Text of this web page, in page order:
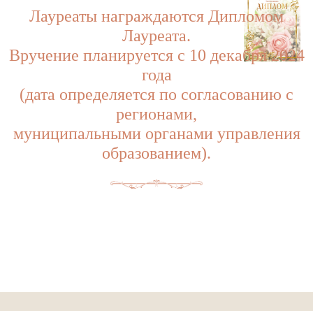
Лауреаты награждаются Дипломом
Лауреата.
Вручение планируется с 10 декабря 2024
года
(дата определяется по согласованию с
регионами,
муниципальными органами управления
образованием).